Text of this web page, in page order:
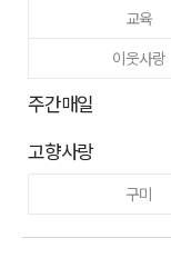
교육
이웃사랑
주간매일
고향사랑
구미